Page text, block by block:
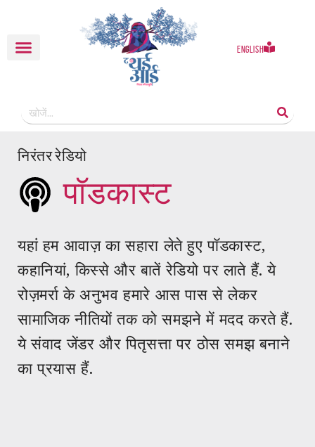
English
निरंतर रेडियो
पॉडकास्ट
यहां हम आवाज़ का सहारा लेते हुए पॉडकास्ट,
कहानियां, किस्से और बातें रेडियो पर लाते हैं. ये
रोज़मर्रा के अनुभव हमारे आस पास से लेकर
सामाजिक नीतियों तक को समझने में मदद करते हैं.
ये संवाद जेंडर और पितृसत्ता पर ठोस समझ बनाने
का प्रयास हैं.